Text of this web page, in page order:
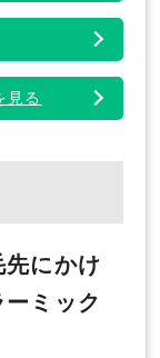
見る
にかけ
ミック